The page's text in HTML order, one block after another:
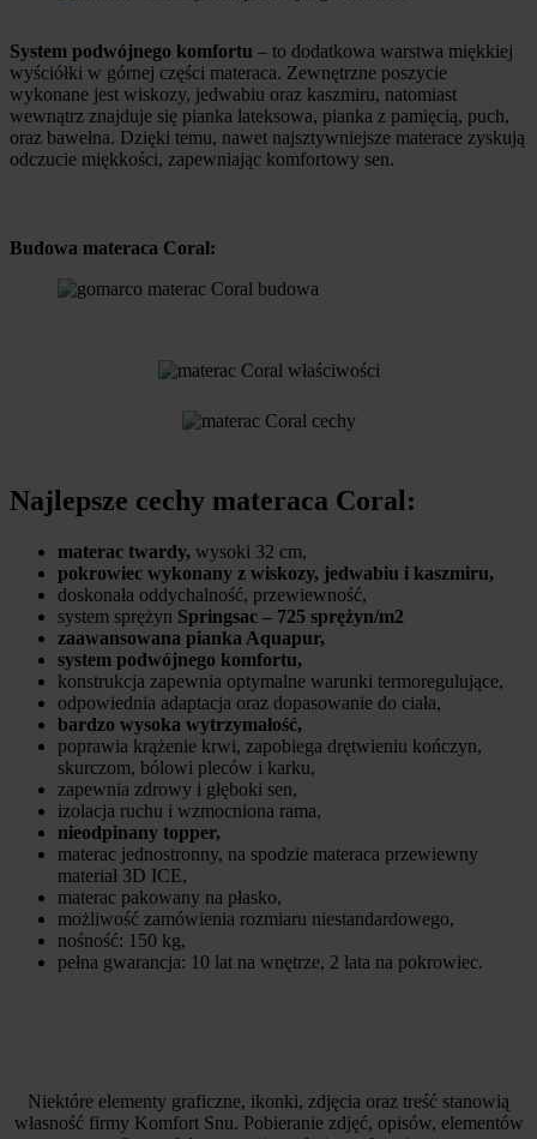
System podwójnego komfortu – to dodatkowa warstwa miękkiej
wyściółki w górnej części materaca. Zewnętrzne poszycie
wykonane jest wiskozy, jedwabiu oraz kaszmiru, natomiast
wewnątrz znajduje się pianka lateksowa, pianka z pamięcią, puch,
oraz bawełna. Dzięki temu, nawet najsztywniejsze materace zyskują
odczucie miękkości, zapewniając komfortowy sen.
Budowa materaca Coral:
Najlepsze cechy materaca Coral:
materac twardy, wysoki 32 cm,
pokrowiec wykonany z wiskozy, jedwabiu i kaszmiru,
doskonała oddychalność, przewiewność,
system sprężyn Springsac – 725 sprężyn/m2
zaawansowana pianka Aquapur,
system podwójnego komfortu,
konstrukcja zapewnia optymalne warunki termoregulujące,
odpowiednia adaptacja oraz dopasowanie do ciała,
bardzo wysoka wytrzymałość,
poprawia krążenie krwi, zapobiega drętwieniu kończyn,
skurczom, bólowi pleców i karku,
zapewnia zdrowy i głęboki sen,
izolacja ruchu i wzmocniona rama,
nieodpinany topper,
materac jednostronny, na spodzie materaca przewiewny
materiał 3D ICE,
materac pakowany na płasko,
możliwość zamówienia rozmiaru niestandardowego,
nośność: 150 kg,
pełna gwarancja: 10 lat na wnętrze, 2 lata na pokrowiec.
Niektóre elementy graficzne, ikonki, zdjęcia oraz treść stanowią
własność firmy Komfort Snu. Pobieranie zdjęć, opisów, elementów